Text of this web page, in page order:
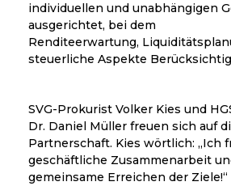
individuellen und unabhängigen
ausgerichtet, bei dem
Renditeerwartung,
steuerliche Aspekte
SVG-Prokurist Volker Kies und
Dr. Daniel Müller freuen sich auf
Partnerschaft. Kies wörtlich: „Ich
geschäftliche Zusammenarbeit
gemeinsame Erreichen der Ziele!“